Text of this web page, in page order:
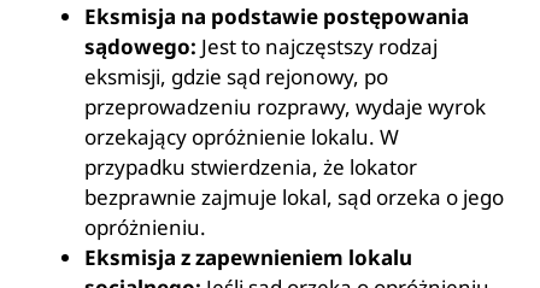
Eksmisja na podstawie postępowania
sądowego: Jest to najczęstszy rodzaj
eksmisji, gdzie sąd rejonowy, po
przeprowadzeniu rozprawy, wydaje wyrok
orzekający opróżnienie lokalu. W
przypadku stwierdzenia, że lokator
bezprawnie zajmuje lokal, sąd orzeka o jego
opróżnieniu.
Eksmisja z zapewnieniem lokalu